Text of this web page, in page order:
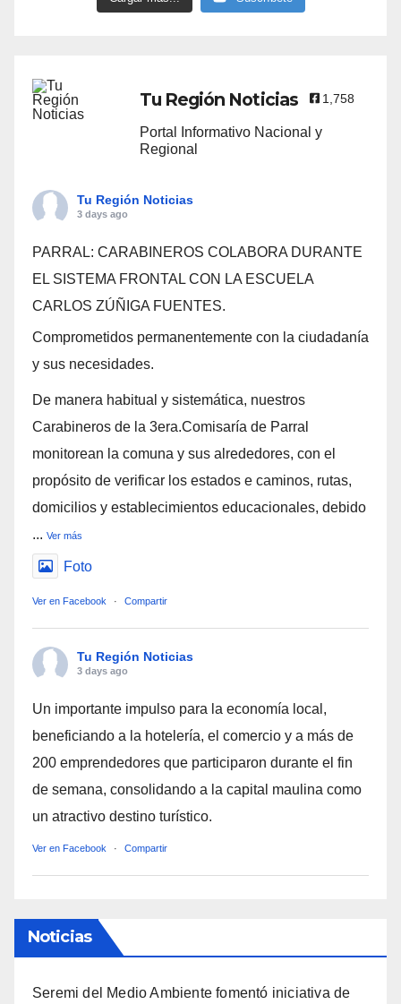
Tu Región Noticias 1,758
Portal Informativo Nacional y
Regional
Tu Región Noticias
3 days ago
PARRAL: CARABINEROS COLABORA DURANTE
EL SISTEMA FRONTAL CON LA ESCUELA
CARLOS ZÚÑIGA FUENTES.
Comprometidos permanentemente con la ciudadanía
y sus necesidades.
De manera habitual y sistemática, nuestros
Carabineros de la 3era.Comisaría de Parral
monitorean la comuna y sus alrededores, con el
propósito de verificar los estados e caminos, rutas,
domicilios y establecimientos educacionales, debido
... Ver más
Foto
Ver en Facebook · Compartir
Tu Región Noticias
3 days ago
Un importante impulso para la economía local,
beneficiando a la hotelería, el comercio y a más de
200 emprendedores que participaron durante el fin
de semana, consolidando a la capital maulina como
un atractivo destino turístico.
Ver en Facebook · Compartir
Noticias
Seremi del Medio Ambiente fomentó iniciativa de